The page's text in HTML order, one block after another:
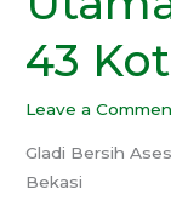
43
Leave a
Gladi Bersih
Bekasi
43
Kota
Bekasi